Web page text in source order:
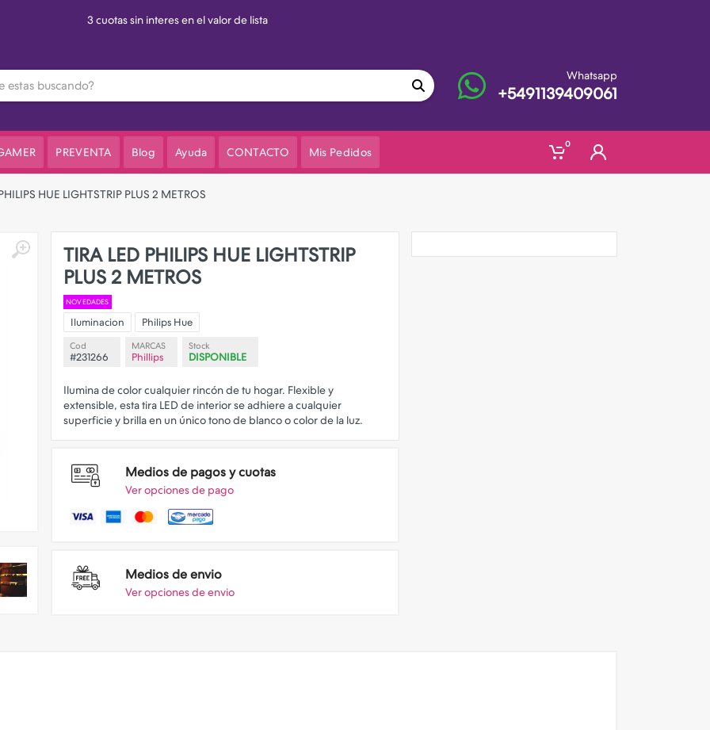
3 cuotas sin interes en el valor de lista
Whatsapp
+5491139409061
PREVENTA Blog Ayuda CONTACTO Mis Pedidos
0
HUE LIGHTSTRIP PLUS 2 METROS
TIRA LED PHILIPS HUE LIGHTSTRIP
PLUS 2 METROS
NOVEDADES
Iluminacion Philips Hue
Cod
#231266
MARCAS
Phillips
Stock
DISPONIBLE
Ilumina de color cualquier rincón de tu hogar. Flexible y
extensible, esta tira LED de interior se adhiere a cualquier
Medios de pagos y cuotas
Ver opciones de pago
Medios de envio
Ver opciones de envio